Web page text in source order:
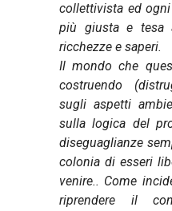
collettivista ed
più giusta e tesa
ricchezze e saperi.
Il mondo che
costruendo
sugli aspetti
sulla logica del
diseguaglianze
colonia di esseri
venire.. Come
riprendere il